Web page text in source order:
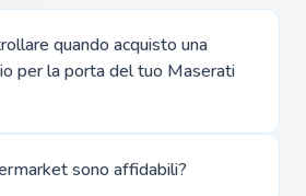
quando acquisto una
per la porta del tuo Maserati
sono affidabili?